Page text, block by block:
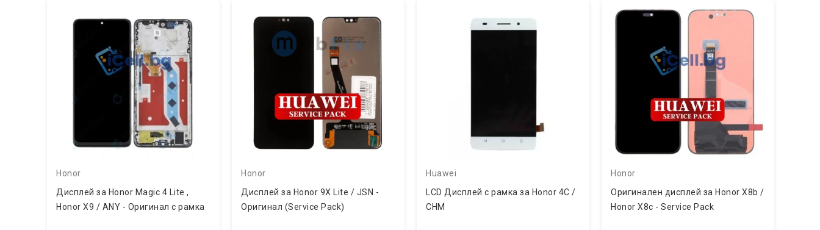
Honor
Дисплей за Honor Magic 4 Lite ,
Honor X9 / ANY - Оригинал с рамка
Honor
Дисплей за Honor 9X Lite / JSN -
Оригинал (Service Pack)
Huawei
LCD Дисплей с рамка за Honor 4C /
CHM
Honor
Оригинален дисплей за Honor X8b /
Honor X8c - Service Pack